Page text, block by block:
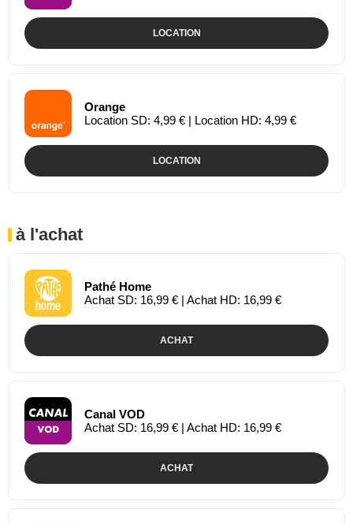
LOCATION
Orange
Location SD: 4,99 € | Location HD: 4,99 €
LOCATION
à l'achat
Pathé Home
Achat SD: 16,99 € | Achat HD: 16,99 €
ACHAT
Canal VOD
Achat SD: 16,99 € | Achat HD: 16,99 €
ACHAT